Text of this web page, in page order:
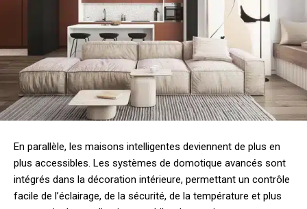
En parallèle, les maisons intelligentes deviennent de plus en
plus accessibles. Les systèmes de domotique avancés sont
intégrés dans la décoration intérieure, permettant un contrôle
facile de l’éclairage, de la sécurité, de la température et plus